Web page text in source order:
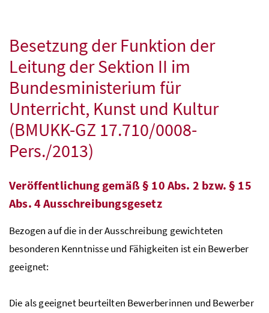
Besetzung der Funktion der
Leitung der Sektion II im
Bundesministerium für
Unterricht, Kunst und Kultur
(BMUKK-GZ 17.710/0008-
Pers./2013)
Veröffentlichung gemäß § 10 Abs. 2 bzw. § 15
Abs. 4 Ausschreibungsgesetz
Bezogen auf die in der Ausschreibung gewichteten
besonderen Kenntnisse und Fähigkeiten ist ein Bewerber
geeignet:
Die als geeignet beurteilten Bewerberinnen und Bewerber